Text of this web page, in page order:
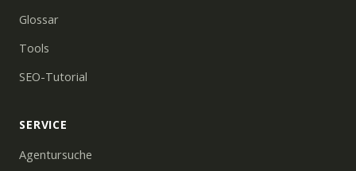
Glossar
Tools
SEO-Tutorial
SERVICE
Agentursuche